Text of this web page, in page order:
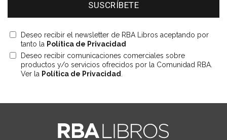
Deseo recibir el newsletter de RBA Libros aceptando por
tanto la Política de Privacidad
Deseo recibir comunicaciones comerciales sobre
productos y/o servicios ofrecidos por la Comunidad RBA.
Ver la Política de Privacidad